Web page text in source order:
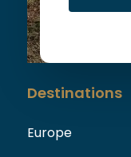
Destinations
Europe